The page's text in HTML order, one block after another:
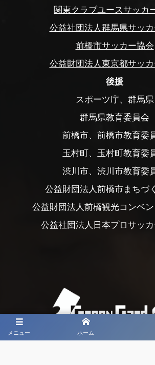
メニュー ホーム
関東クラブユースサッカ
公益社団法人群馬県サッ
前橋市サッカー協会
公益財団法人東京都サッ
後援
スポーツ庁、群馬県
群馬県教育委員会
前橋市、前橋市教育委
玉村町、玉村町教育委
渋川市、渋川市教育委
公益財団法人前橋市まちづ
公益財団法人前橋観光コンベ
公益社団法人日本プロサッ